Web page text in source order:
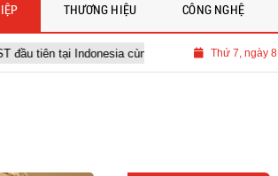
cùng các đài truyền hình hàng đầuThứ 7, ngày
THƯƠNG HIỆU CÔNG NGHỆ